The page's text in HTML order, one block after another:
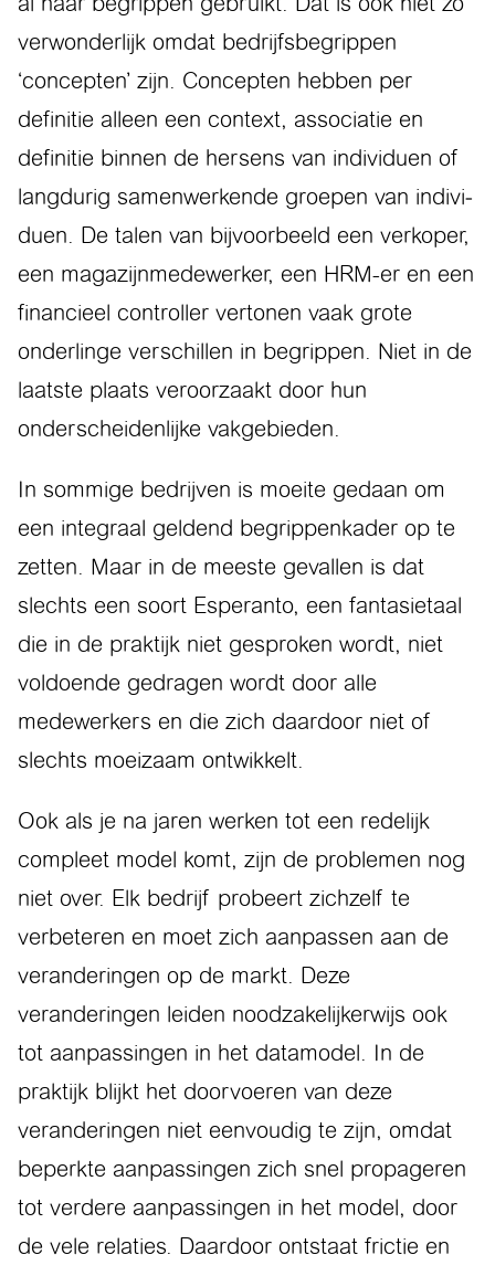
ver­wonderlijk omdat bedrijfsbegrippen
‘concepten’ zijn. Concepten hebben per
definitie alleen een context, associatie en
definitie binnen de hersens van individuen of
langdurig samenwerkende groepen van indivi­
duen. De talen van bijvoorbeeld een verkoper,
een magazijnmedewerker, een HRM-er en een
financieel control­ler vertonen vaak grote
onderlinge verschillen in begrippen. Niet in de
laatste plaats veroorzaakt door hun
onderscheidenlijke vakgebieden.
In sommige bedrijven is moeite gedaan om
een integraal geldend begrippenkader op te
zetten. Maar in de meeste gevallen is dat
slechts een soort Esperanto, een fantasietaal
die in de praktijk niet gesproken wordt, niet
voldoende gedragen wordt door alle
medewerkers en die zich daardoor niet of
slechts moeizaam ontwikkelt.
Ook als je na jaren werken tot een redelijk
compleet model komt, zijn de problemen nog
niet over. Elk bedrijf probeert zichzelf te
verbeteren en moet zich aanpassen aan de
veranderingen op de markt. Deze
veranderingen leiden noodzakelijkerwijs ook
tot aanpassingen in het datamodel. In de
praktijk blijkt het doorvoeren van deze
veranderingen niet eenvoudig te zijn, omdat
beperkte aanpassingen zich snel propageren
tot verdere aanpassingen in het model, door
de vele relaties. Daardoor ontstaat frictie en